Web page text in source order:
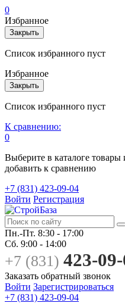
0
Избранное
Закрыть
Список избранного пуст
Избранное
Закрыть
Список избранного пуст
К сравнению:
0
Выберите в каталоге товары
добавить к сравнению
+7 (831) 423-09-04
Войти Регистрация
Пн.-Пт. 8:30 - 17:00
Сб. 9:00 - 14:00
+7 (831) 423-
Заказать обратный звонок
Войти Зарегистрироваться
+7 (831) 423-09-04